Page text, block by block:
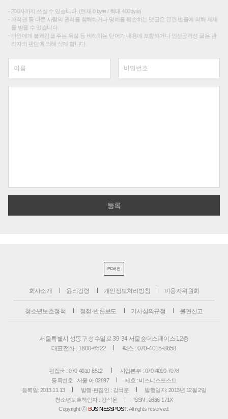
200자까지 쓰실 수 있습니다. (현재 0 byte / 최대 400byte)
저작권 등 다른 사람의 권리를 침해하거나 명예를 훼손하는 댓글은 관련 법률에 의해 제재
를 받을 수 있습니다.
타인에게 불쾌감을 주는 욕설 등 비하하는 단어가 내용에 포함되거나 인신공격성 글은 관
리자의 판단에 의해 삭제 합니다.
PC버전
회사소개 윤리강령 개인정보처리방침 이용자위원회
청소년보호정책 정정·반론보도 기사심의규정 불편신고
서울특별시 성동구 성수일로 39-34 서울숲더스페이스 12층
대표전화 : 1800-6522
팩스 : 070-4015-8658
편집국 : 070-4010-8512
사업본부 : 070-4010-7078
등록번호 : 서울 아 02897
제호 : 비즈니스포스트
등록일: 2013.11.13
발행·편집인 : 강석운
발행일자: 2013년 12월 2일
청소년보호책임자 : 강석운
ISSN : 2636-171X
Copyright ⓒ BUSINESSPOST. All rights reserved.